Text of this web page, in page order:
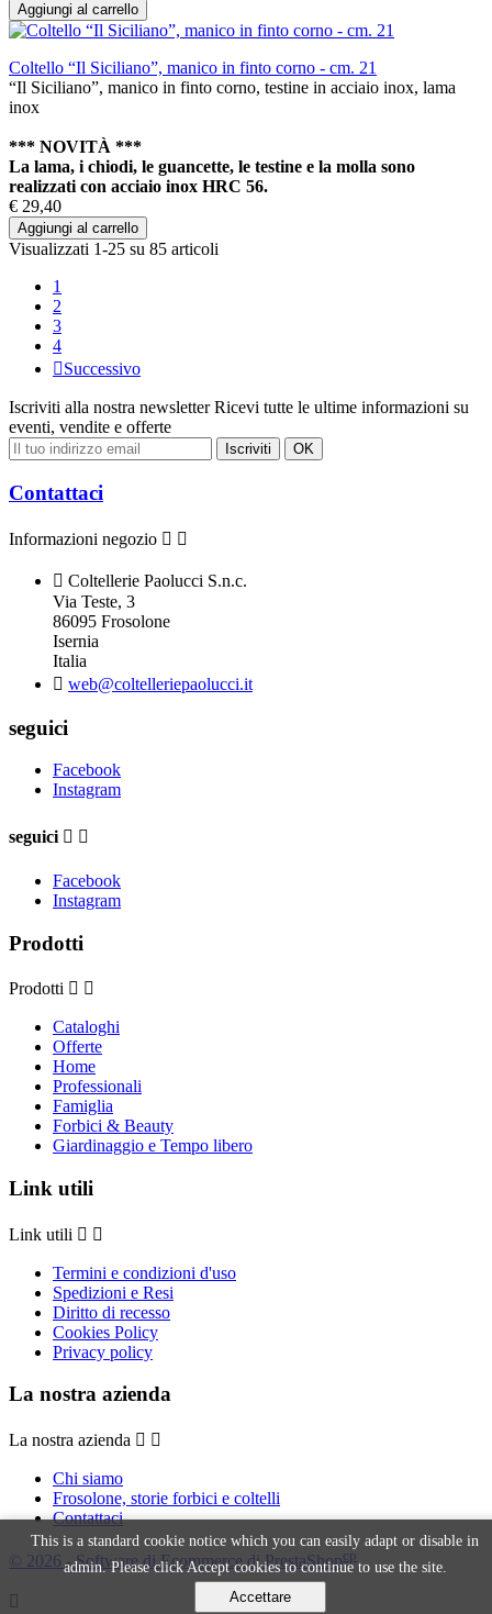
Aggiungi al carrello
Coltello “Il Siciliano”, manico in finto corno - cm. 21
“Il Siciliano”, manico in finto corno, testine in acciaio inox, lama
inox
*** NOVITÀ ***
La lama, i chiodi, le guancette, le testine e la molla sono
realizzati con acciaio inox HRC 56.
€ 29,40
Aggiungi al carrello
Visualizzati 1-25 su 85 articoli
1
2
3
4
Successivo
Iscriviti alla nostra newsletter Ricevi tutte le ultime informazioni su
eventi, vendite e offerte
Contattaci
Informazioni negozio  
 Coltellerie Paolucci S.n.c.
Via Teste, 3
86095 Frosolone
Isernia
Italia
 web@coltelleriepaolucci.it
seguici
Facebook
Instagram
seguici  
Facebook
Instagram
Prodotti
Prodotti  
Cataloghi
Offerte
Home
Professionali
Famiglia
Forbici & Beauty
Giardinaggio e Tempo libero
Link utili
Link utili  
Termini e condizioni d'uso
Spedizioni e Resi
Diritto di recesso
Cookies Policy
Privacy policy
La nostra azienda
La nostra azienda  
Chi siamo
Frosolone, storie forbici e coltelli
Contattaci
This is a standard cookie notice which you can easily adapt or disable in
admin. Please click Accept cookies to continue to use the site.
Accettare
© 2026 - Software di Ecommerce di PrestaShopcp
